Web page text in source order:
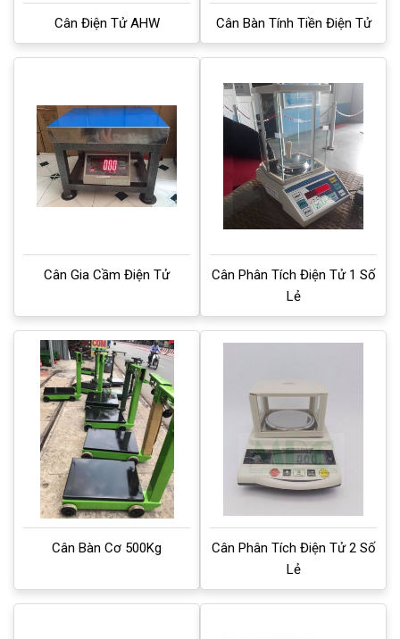
Cân Điện Tử AHW Cân Bàn Tính Tiền Điện Tử
Cân Gia Cầm Điện Tử
Cân Phân Tích Điện Tử 1 Số
Lẻ
Cân Bàn Cơ 500Kg
Cân Phân Tích Điện Tử 2 Số
Lẻ